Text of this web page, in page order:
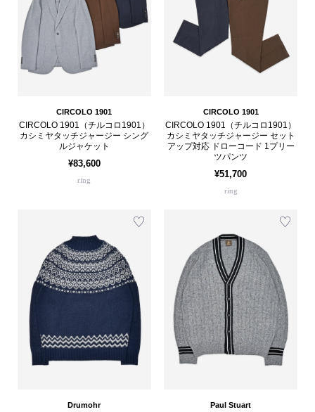
CIRCOLO 1901
CIRCOLO 1901（チルコロ1901）
カシミヤタッチジャージー シング
ルジャケット
¥83,600
ring
CIRCOLO 1901
CIRCOLO 1901（チルコロ1901）
カシミヤタッチジャージー セット
アップ対応 ドローコード 1プリー
ツパンツ
¥51,700
ring
Drumohr Paul Stuart